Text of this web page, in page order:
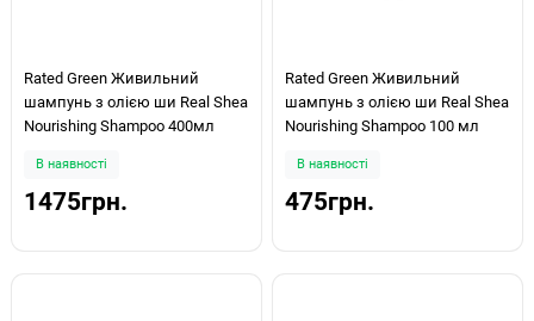
Rated Green Живильний
шампунь з олією ши Real Shea
Nourishing Shampoo 400мл
В наявності
1475грн.
Rated Green Живильний
шампунь з олією ши Real Shea
Nourishing Shampoo 100 мл
В наявності
475грн.